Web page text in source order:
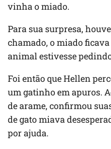
vinha o miado.
Para sua surpresa,
chamado, o miado
animal estivesse
Foi então que Hellen
um gatinho em apuros.
de arame, confirmou
de gato miava
por ajuda.